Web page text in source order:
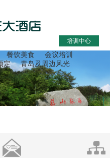
培训中心
餐饮美食
会议培训
定
青岛及周边风光